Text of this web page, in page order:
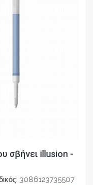
σβήνει illusion -
3086123735507